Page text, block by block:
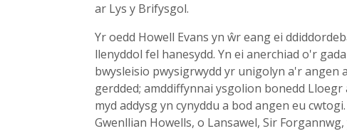
ar Lys y Brifysgol.
Yr oedd Howell Evans yn ŵr eang ei
llenyddol fel hanesydd. Yn ei anerchiad o'r
bwysleisio pwysigrwydd yr unigolyn a'r angen
gerdded; amddiffynnai ysgolion bonedd
myd addysg yn cynyddu a bod angen eu
Gwenllian Howells, o Lansawel, Sir